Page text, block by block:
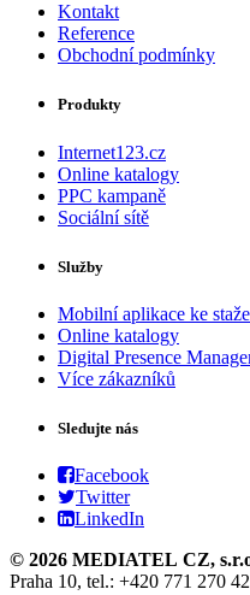
Kontakt
Reference
Obchodní podmínky
Produkty
Internet123.cz
Online katalogy
PPC kampaně
Sociální sítě
Služby
Mobilní aplikace ke
Online katalogy
Digital Presence
Více zákazníků
Sledujte nás
Facebook
Twitter
LinkedIn
© 2026 MEDIATEL CZ,
Praha 10, tel.: +420 771 270